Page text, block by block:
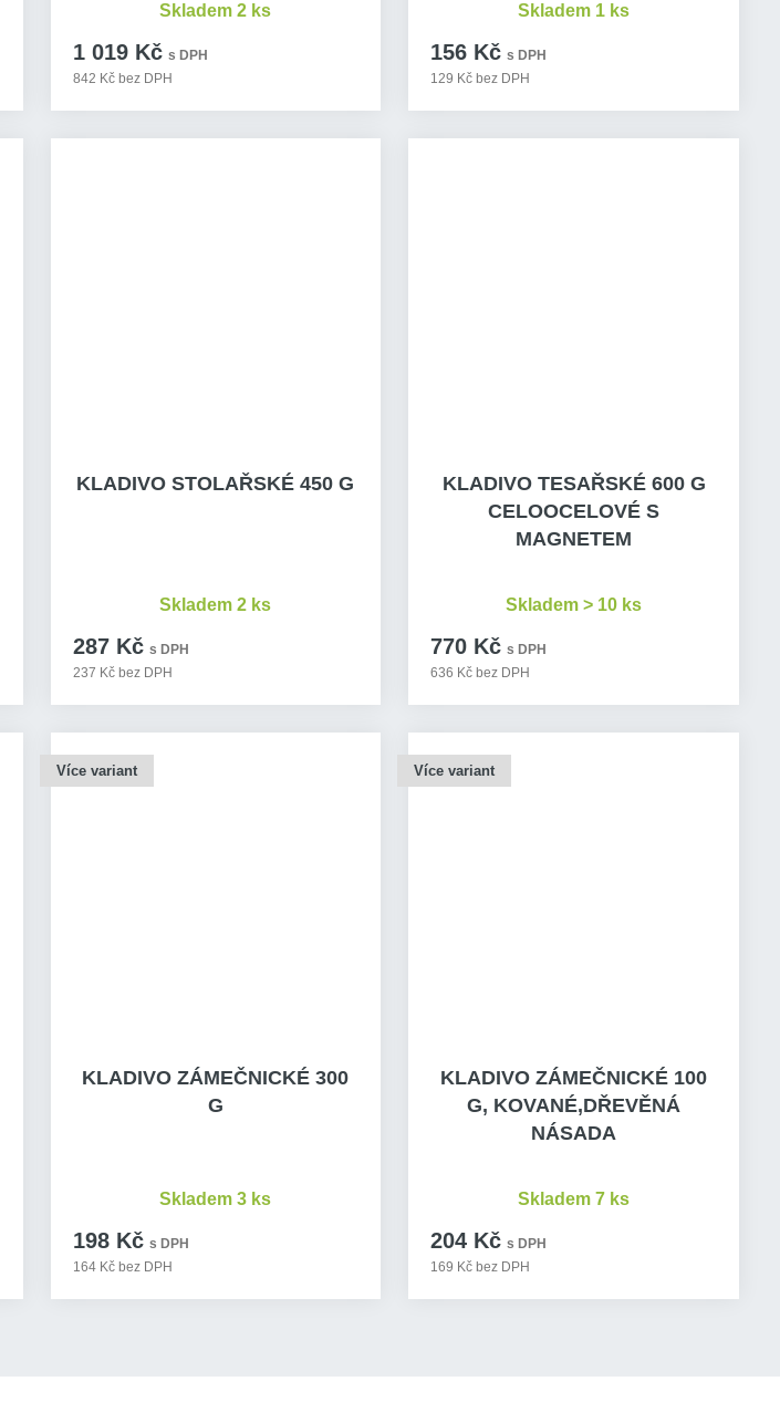
1 019 Kč s DPH
842 Kč bez DPH
Skladem 2 ks
156 Kč s DPH
129 Kč bez DPH
Skladem 1 ks
KLADIVO STOLAŘSKÉ 450 G
287 Kč s DPH
237 Kč bez DPH
Skladem 2 ks
KLADIVO TESAŘSKÉ 600 G
CELOOCELOVÉ S
MAGNETEM
770 Kč s DPH
636 Kč bez DPH
Skladem > 10 ks
Více variant
KLADIVO ZÁMEČNICKÉ 300
G
198 Kč s DPH
164 Kč bez DPH
Skladem 3 ks
Více variant
KLADIVO ZÁMEČNICKÉ 100
G, KOVANÉ,DŘEVĚNÁ
NÁSADA
204 Kč s DPH
169 Kč bez DPH
Skladem 7 ks